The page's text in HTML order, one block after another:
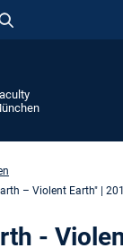
– Violent Earth" |
-